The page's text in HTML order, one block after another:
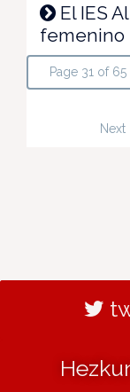
El IES
femenino
Page 31 of 65
Next